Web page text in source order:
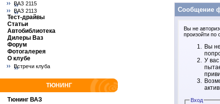
ВАЗ 2115
ВАЗ 2113
Тест-драйвы
Статьи
Автобиблиотека
Дилеры Ваз
Форум
Фотогалерея
О клубе
Встречи клуба
ТЮНИНГ
Тюнинг ВАЗ
Сообщение
Вы не
произойти по
Вы
У
Вход